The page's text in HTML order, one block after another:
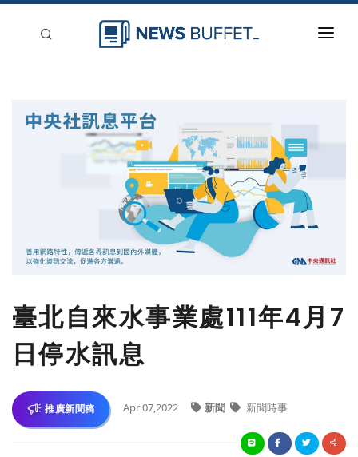
臺北自來水事業處111年4月7
日停水訊息
推廣新聞稿 Apr 07,2022 新聞 新聞時事